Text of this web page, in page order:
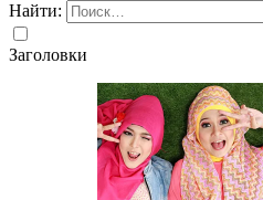
Найти:
Заголовки